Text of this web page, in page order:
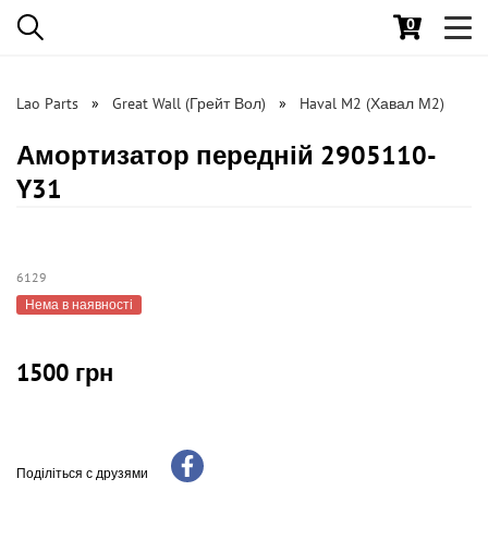
0
Lao Parts Great Wall (Грейт Вол) Haval M2 (Хавал М2)
Амортизатор передній 2905110-
Y31
6129
Нема в наявності
1500 грн
Поділіться с друзями